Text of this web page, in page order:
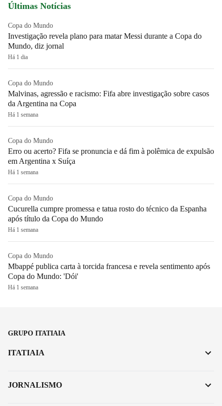
Últimas Notícias
Copa do Mundo
Investigação revela plano para matar Messi durante a Copa do
Mundo, diz jornal
Há 1 dia
Copa do Mundo
Malvinas, agressão e racismo: Fifa abre investigação sobre casos
da Argentina na Copa
Há 1 semana
Copa do Mundo
Erro ou acerto? Fifa se pronuncia e dá fim à polêmica de expulsão
em Argentina x Suíça
Há 1 semana
Copa do Mundo
Cucurella cumpre promessa e tatua rosto do técnico da Espanha
após título da Copa do Mundo
Há 1 semana
Copa do Mundo
Mbappé publica carta à torcida francesa e revela sentimento após
Copa do Mundo: 'Dói'
Há 1 semana
GRUPO ITATIAIA
ITATIAIA
JORNALISMO